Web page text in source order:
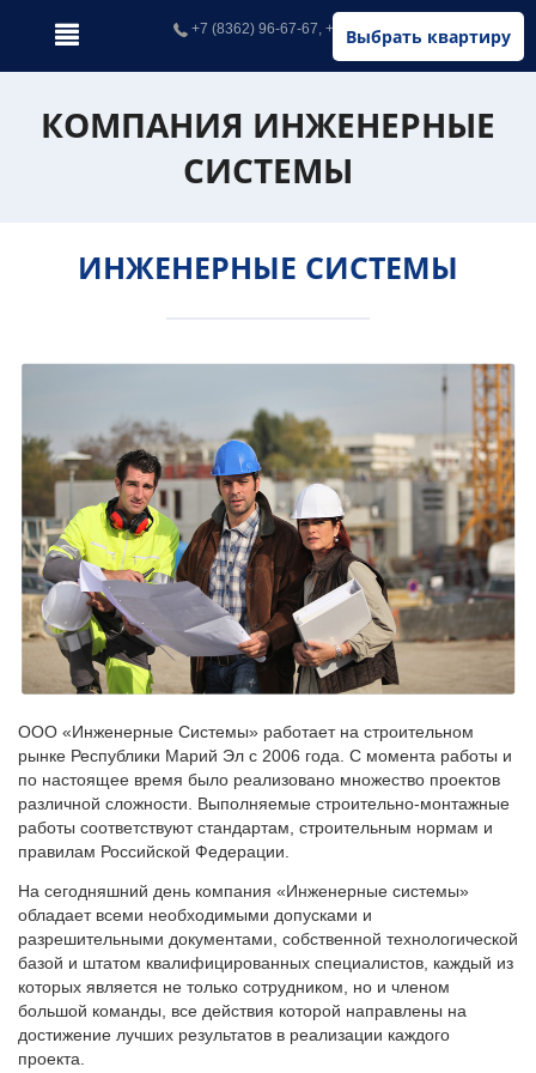
Выбрать квартиру
+7 (8362) 96-67-67, +7 (902) 326-67-67
КОМПАНИЯ ИНЖЕНЕРНЫЕ
СИСТЕМЫ
ИНЖЕНЕРНЫЕ СИСТЕМЫ
ООО «Инженерные Системы» работает на строительном
рынке Республики Марий Эл с 2006 года. С момента работы и
по настоящее время было реализовано множество проектов
различной сложности. Выполняемые строительно-монтажные
работы соответствуют стандартам, строительным нормам и
правилам Российской Федерации.
На сегодняшний день компания «Инженерные системы»
обладает всеми необходимыми допусками и
разрешительными документами, собственной технологической
базой и штатом квалифицированных специалистов, каждый из
которых является не только сотрудником, но и членом
большой команды, все действия которой направлены на
достижение лучших результатов в реализации каждого
проекта.